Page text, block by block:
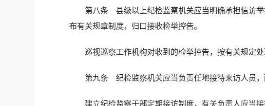
第八条 县级以上纪检监察机关应当明确承担信访举
布有关规章制度，归口接收检举控告。
巡视巡察工作机构对收到的检举控告，按有关规定处
第九条 纪检监察机关应当负责任地接待来访人员，
建立纪检监察干部定期接访制度，有关负责人应当接